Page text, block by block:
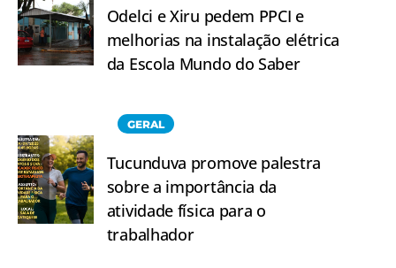
Odelci e Xiru pedem PPCI e
melhorias na instalação elétrica
da Escola Mundo do Saber
GERAL
Tucunduva promove palestra
sobre a importância da
atividade física para o
trabalhador